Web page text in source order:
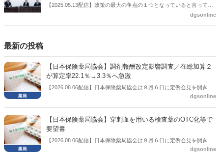
【2025.05.13配信】政策の最大の争点の１つとなっていると言っても
よいのが社会保障のこれからのあり方だ。特に与党では、政府関係者
dgsonline
最新の投稿
【日本保険薬局協会】調剤報酬改定影響調査／在総加算２
が算定率22.1％→3.3％へ急激
【2026.08.06配信】日本保険薬局協会は８月６日に定例会見を開き、
「令和８年度調剤報酬改定に係る保険薬局への影響」の調査結果を公
3.3％へ大きく低下した。
dgsonline
【日本保険薬局協会】穿刺血を用いる検査薬のOTC化等で
要望書
【2026.08.06配信】日本保険薬局協会は８月６日に定例会見を開き、
「穿刺血を用いる検査薬のOTC化等に関する要望書」を厚生労働省 医
dgsonline